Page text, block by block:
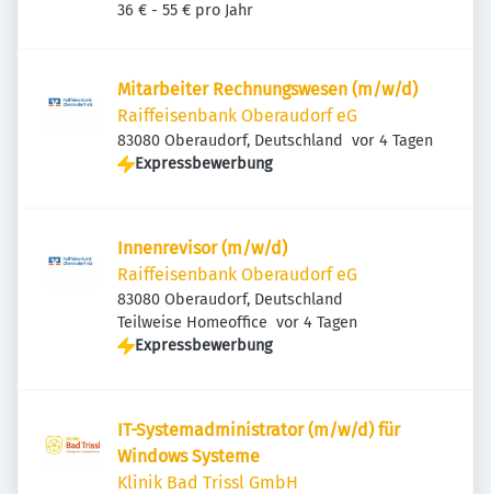
36 € - 55 € pro Jahr
Mitarbeiter Rechnungswesen (m/w/d)
Raiffeisenbank Oberaudorf eG
83080 Oberaudorf, Deutschland Veröffentlicht
vor 4 Tagen
Expressbewerbung
Innenrevisor (m/w/d)
Raiffeisenbank Oberaudorf eG
83080 Oberaudorf, Deutschland
Teilweise Homeoffice Veröffentlicht
vor 4 Tagen
Expressbewerbung
IT-Systemadministrator (m/w/d) für
Windows Systeme
Klinik Bad Trissl GmbH